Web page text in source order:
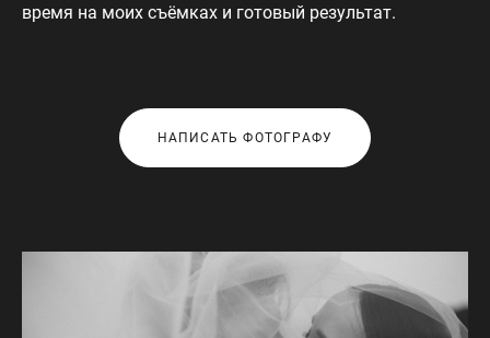
время на моих съёмках и готовый результат.
НАПИСАТЬ ФОТОГРАФУ